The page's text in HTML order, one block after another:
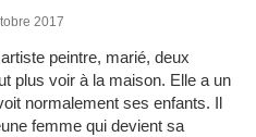
2017
peintre, marié, deux
plus voir à la maison. Elle a un
normalement ses enfants. Il
femme qui devient sa